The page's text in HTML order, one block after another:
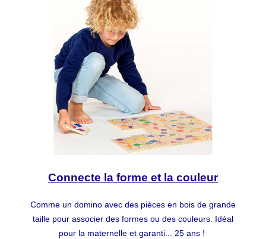
Connecte la forme et la couleur
Comme un domino avec des pièces en bois de grande
taille pour associer des formes ou des couleurs. Idéal
pour la maternelle et garanti... 25 ans !